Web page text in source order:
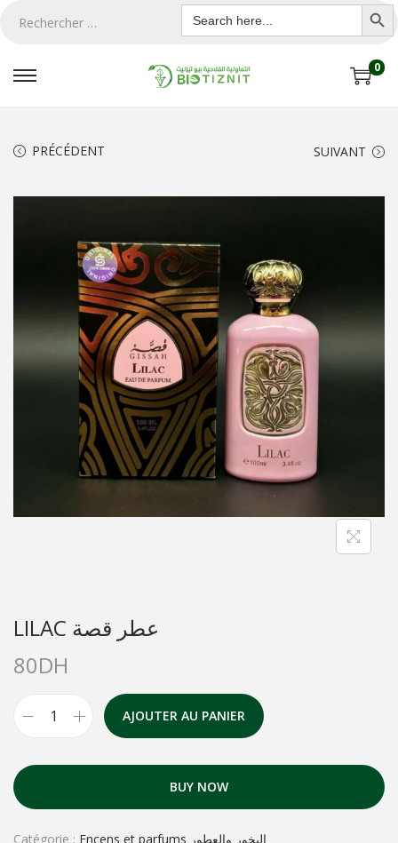
Search
for:
0
PRÉCÉDENT SUIVANT
LILAC عطر قصة
80DH
AJOUTER AU PANIER
BUY NOW
Catégorie : Encens et parfums البخور والعطور